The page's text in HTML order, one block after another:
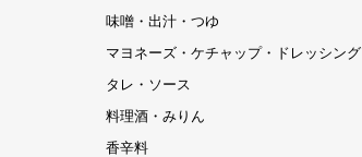
味噌・出汁・つゆ
マヨネーズ・ケチャップ・ドレッシング
タレ・ソース
料理酒・みりん
香辛料